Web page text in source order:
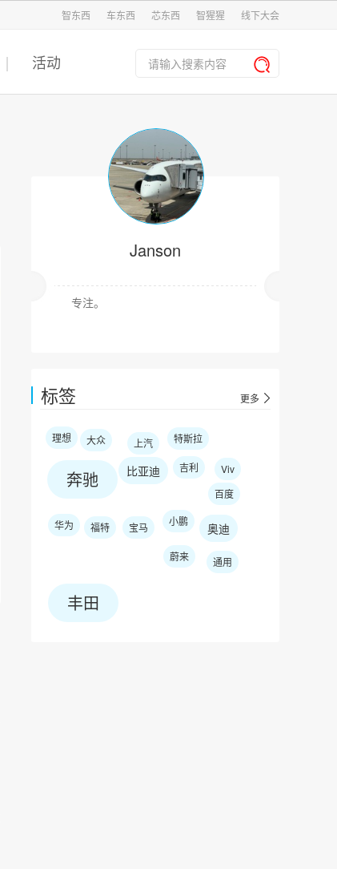
智东西 车东西 芯东西 智猩猩 线下大会
活动
Janson
专注。
标签 更多
理想 大众 上汽 特斯拉
奔驰 比亚迪 吉利
Viv
百度
华为 福特 宝马 小鹏 奥迪
蔚来 通用
丰田